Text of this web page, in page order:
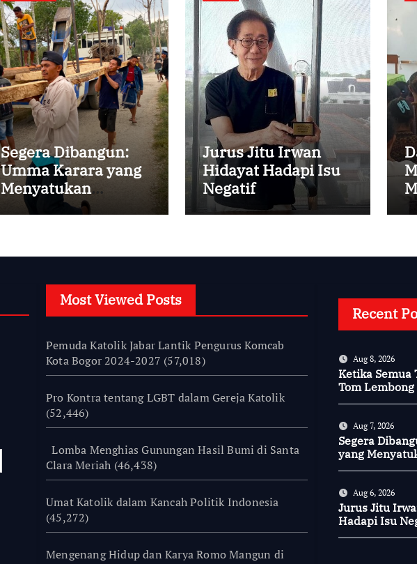
Segera Dibangun:
Umma Karara yang
Menyatukan
Kembali
Jurus Jitu Irwan
Hidayat Hadapi Isu
Negatif
Most Viewed Posts
Pemuda Katolik Jabar Lantik Pengurus Komcab
Kota Bogor 2024-2027 (57,018)
Pro Kontra tentang LGBT dalam Gereja Katolik
(52,446)
Lomba Menghias Gunungan Hasil Bumi di Santa
Clara Meriah (46,438)
Umat Katolik dalam Kancah Politik Indonesia
(45,272)
Mengenang Hidup dan Karya Romo Mangun di
Recent
Aug 8, 2026
Ketika Semua
Tom
Aug 7, 2026
Segera
yang
Aug 6, 2026
Jurus Jitu
Hadapi Isu